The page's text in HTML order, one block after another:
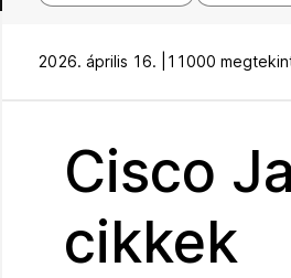
2026. április 16. | 11000
Cisco
cikkek